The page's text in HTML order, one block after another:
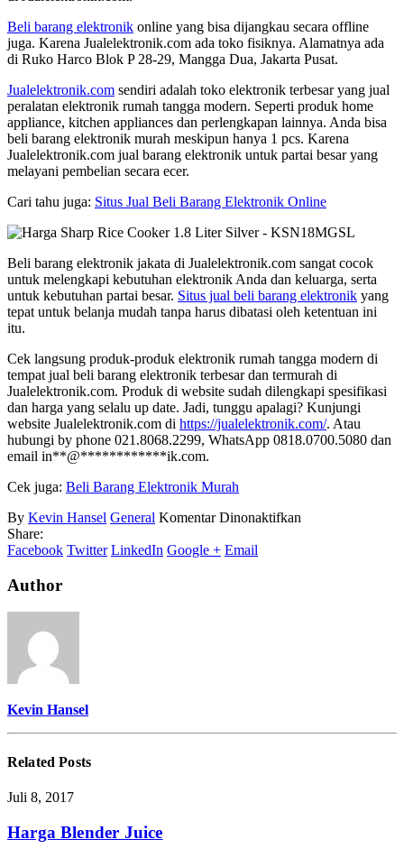
Beli barang elektronik online yang bisa dijangkau secara offline
juga. Karena Jualelektronik.com ada toko fisiknya. Alamatnya ada
di Ruko Harco Blok P 28-29, Mangga Dua, Jakarta Pusat.
Jualelektronik.com sendiri adalah toko elektronik terbesar yang jual
peralatan elektronik rumah tangga modern. Seperti produk home
appliance, kitchen appliances dan perlengkapan lainnya. Anda bisa
beli barang elektronik murah meskipun hanya 1 pcs. Karena
Jualelektronik.com jual barang elektronik untuk partai besar yang
melayani pembelian secara ecer.
Cari tahu juga: Situs Jual Beli Barang Elektronik Online
Beli barang elektronik jakata di Jualelektronik.com sangat cocok
untuk melengkapi kebutuhan elektronik Anda dan keluarga, serta
untuk kebutuhan partai besar. Situs jual beli barang elektronik yang
tepat untuk belanja mudah tanpa harus dibatasi oleh ketentuan ini
itu.
Cek langsung produk-produk elektronik rumah tangga modern di
tempat jual beli barang elektronik terbesar dan termurah di
Jualelektronik.com. Produk di website sudah dilengkapi spesifikasi
dan harga yang selalu up date. Jadi, tunggu apalagi? Kunjungi
website Jualelektronik.com di https://jualelektronik.com/. Atau
hubungi by phone 021.8068.2299, WhatsApp 0818.0700.5080 dan
email in**@************ik.com.
Cek juga: Beli Barang Elektronik Murah
By Kevin Hansel General Komentar Dinonaktifkan
Share:
Facebook Twitter LinkedIn Google + Email
Author
Kevin Hansel
RelatedPosts
Juli 8, 2017
Harga Blender Juice